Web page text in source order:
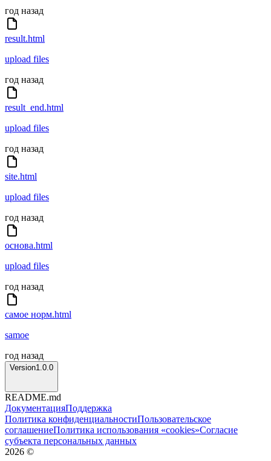
год назад
result.html
upload files
год назад
result_end.html
upload files
год назад
site.html
upload files
год назад
основа.html
upload files
год назад
самое норм.html
samoe
год назад
Version1.0.0
README.md
ДокументацияПоддержка
Политика конфиденциальностиПользовательское
соглашениеПолитика использования «cookies»Согласие
субъекта персональных данных
2026 ©